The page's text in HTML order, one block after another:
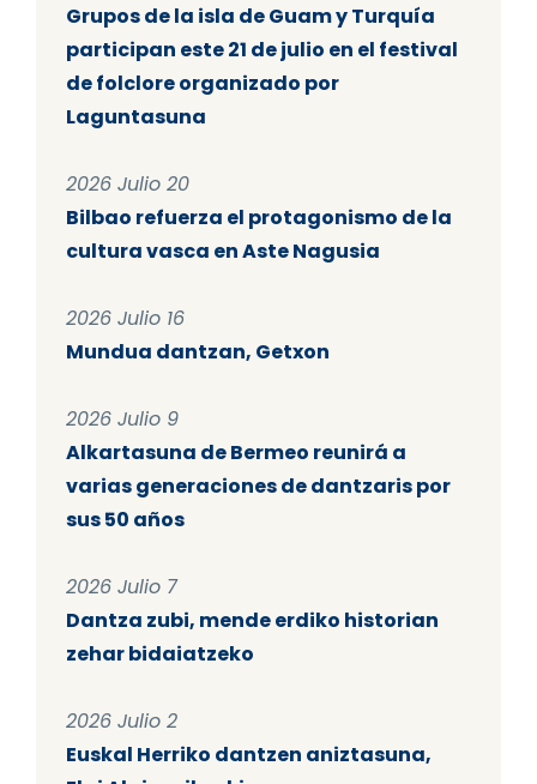
Grupos de la isla de Guam y Turquía
participan este 21 de julio en el festival
de folclore organizado por
Laguntasuna
2026 Julio 20
Bilbao refuerza el protagonismo de la
cultura vasca en Aste Nagusia
2026 Julio 16
Mundua dantzan, Getxon
2026 Julio 9
Alkartasuna de Bermeo reunirá a
varias generaciones de dantzaris por
sus 50 años
2026 Julio 7
Dantza zubi, mende erdiko historian
zehar bidaiatzeko
2026 Julio 2
Euskal Herriko dantzen aniztasuna,